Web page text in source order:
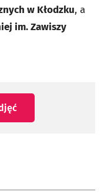
w Kłodzku, a
im. Zawiszy